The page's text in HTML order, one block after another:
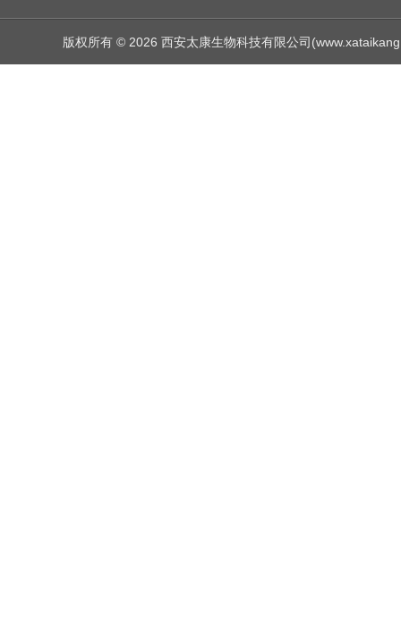
版权所有 © 2026 西安太康生物科技有限公司